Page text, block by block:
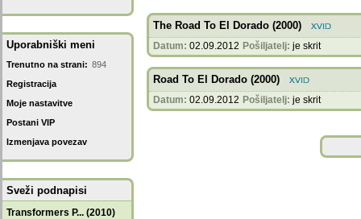
Uporabniški meni
Trenutno na strani: 894
Registracija
Moje nastavitve
Postani VIP
Izmenjava povezav
Sveži podnapisi
Transformers P... (2010)
The Road To El Dorado (2000)
Datum: 02.09.2012 Pošiljatelj: je skrit
Road To El Dorado (2000)
Datum: 02.09.2012 Pošiljatelj: je skrit